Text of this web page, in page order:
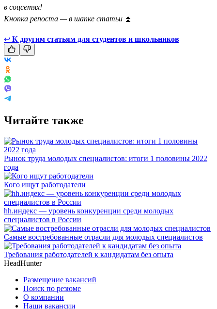
в соцсетях!
Кнопка репоста — в шапке статьи ⏫
↩ К другим статьям для студентов и школьников
Читайте также
Рынок труда молодых специалистов: итоги 1 половины 2022
года
Кого ищут работодатели
hh.индекс — уровень конкуренции среди молодых
специалистов в России
Самые востребованные отрасли для молодых специалистов
Требования работодателей к кандидатам без опыта
HeadHunter
Размещение вакансий
Поиск по резюме
О компании
Наши вакансии